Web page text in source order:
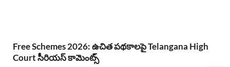
Free Schemes 2026: ఉచిత పథకాలపై Telangana High
Court సీరియస్ కామెంట్స్